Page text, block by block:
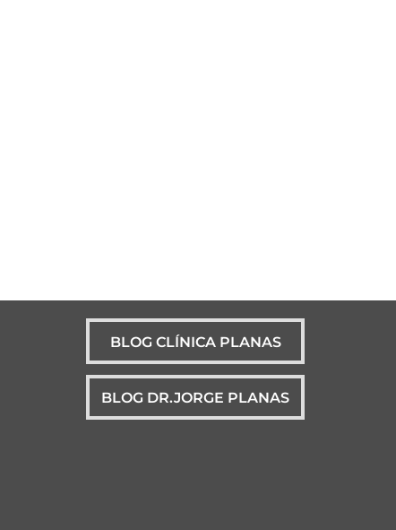
BLOG CLÍNICA PLANAS
BLOG DR.JORGE PLANAS